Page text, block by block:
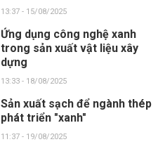
13:37 - 15/08/2025
Ứng dụng công nghệ xanh
trong sản xuất vật liệu xây
dựng
13:33 - 18/08/2025
Sản xuất sạch để ngành thép
phát triển "xanh"
11:37 - 19/08/2025